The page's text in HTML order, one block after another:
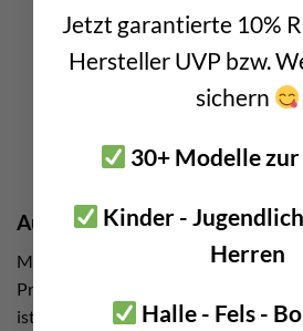
Jetzt garantierte 10%
Hersteller UVP bzw.
sichern
30+ Modelle
Kinder -
Herren
Halle - Fels -
Austrialpin Sicherungsgerät
Mit dem Sicherungsgerät Fish haben
Produkt auf den Markt gebracht.
ist sowohl bei Kindern, Jugendlichen